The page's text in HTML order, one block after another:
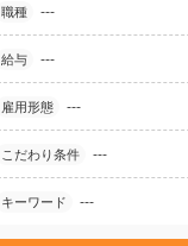
職種 ---
給与 ---
雇用形態 ---
こだわり条件 ---
キーワード ---